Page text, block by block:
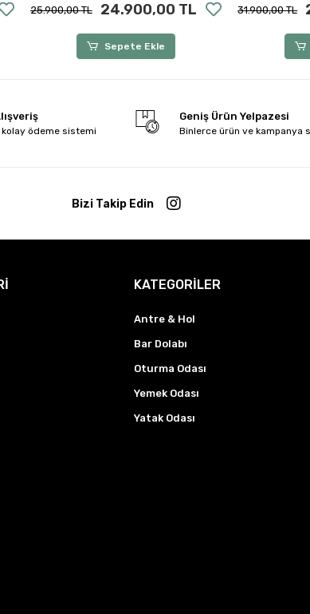
25.900,00 TL 24.900,00 TL
Sepete Ekle
31.900,00 TL
ödeme sistemi
Geniş Ürün Yelpazesi
Binlerce ürün ve kampanya
Bizi Takip Edin
KATEGORİLER
Antre & Hol
Bar Dolabı
Oturma Odası
Yemek Odası
Yatak Odası